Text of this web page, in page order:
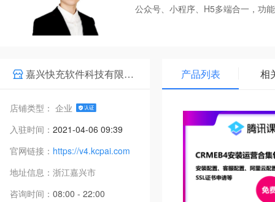
公众号、小程序、H5多端合一，功
嘉兴快充软件科技有限公司
店铺类型： 企业
入驻时间： 2021-04-06 09:39
官网链接： https://v4.kcpai.com
地址信息： 浙江嘉兴市
咨询时间： 08:00 - 22:00
产品列表 相